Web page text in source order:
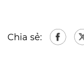
Chia sẻ: